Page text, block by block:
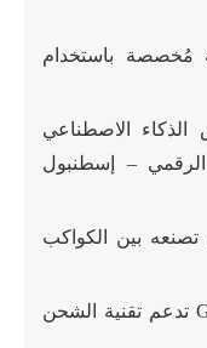
مُخصصة باستخدام
الاصطناعي
الرقمي – إسطنبول
بين الكواكب
سامسونج تؤكد: هواتف Galaxy S25 تدعم تقنية الشحن